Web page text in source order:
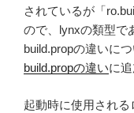
されているが「
ので、lynxの類型で
build.propの違いにつ
build.propの違いに追
起動時に使用され